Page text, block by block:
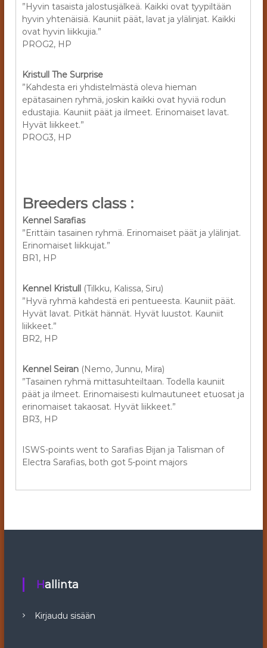
”Hyvin tasaista jalostusjälkeä. Kaikki ovat tyypiltään
hyvin yhtenäisiä. Kauniit päät, lavat ja ylälinjat. Kaikki
ovat hyvin liikkujia.”
PROG2, HP
Kristull The Surprise
”Kahdesta eri yhdistelmästä oleva hieman
epätasainen ryhmä, joskin kaikki ovat hyviä rodun
edustajia. Kauniit päät ja ilmeet. Erinomaiset lavat.
Hyvät liikkeet.”
PROG3, HP
Breeders class :
Kennel Sarafias
”Erittäin tasainen ryhmä. Erinomaiset päät ja ylälinjat.
Erinomaiset liikkujat.”
BR1, HP
Kennel Kristull (Tilkku, Kalissa, Siru)
”Hyvä ryhmä kahdestä eri pentueesta. Kauniit päät.
Hyvät lavat. Pitkät hännät. Hyvät luustot. Kauniit
liikkeet.”
BR2, HP
Kennel Seiran (Nemo, Junnu, Mira)
”Tasainen ryhmä mittasuhteiltaan. Todella kauniit
päät ja ilmeet. Erinomaisesti kulmautuneet etuosat ja
erinomaiset takaosat. Hyvät liikkeet.”
BR3, HP
ISWS-points went to Sarafias Bijan ja Talisman of
Electra Sarafias, both got 5-point majors
Hallinta
Kirjaudu sisään